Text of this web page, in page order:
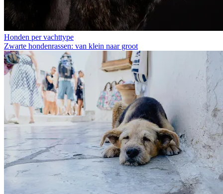
Honden per vachttype
Zwarte hondenrassen: van klein naar groot